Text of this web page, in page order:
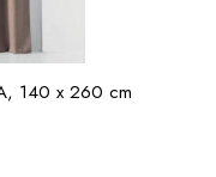
140 x 260 cm